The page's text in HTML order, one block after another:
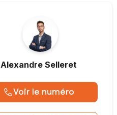
Alexandre Selleret
Voir le numéro